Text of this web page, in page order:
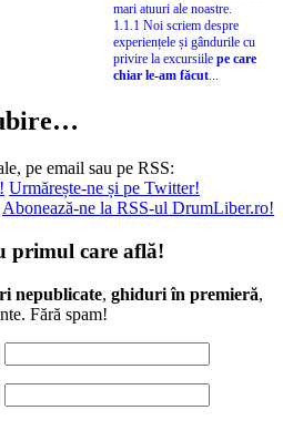
mari atuuri ale noastre.
1.1.1 Noi scriem despre
experiențele și gândurile cu
privire la excursiile pe care
chiar le-am făcut...
pe email sau pe RSS:
Urmărește-ne și pe Twitter!
Abonează-ne la RSS-ul DrumLiber.ro!
primul care află!
nepublicate, ghiduri în premieră,
Fără spam!